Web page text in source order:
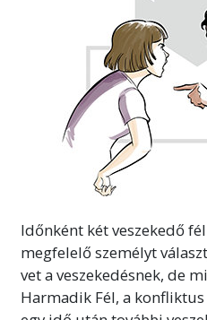
Időnként két veszekedő
megfelelő személyt
vet a veszekedésnek, de
Harmadik Fél, a